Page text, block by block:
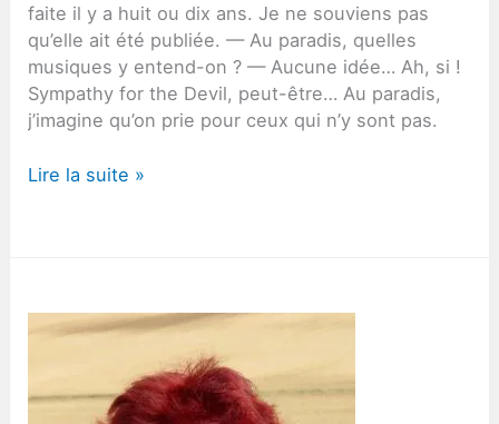
faite il y a huit ou dix ans. Je ne souviens pas
qu’elle ait été publiée. — Au paradis, quelles
musiques y entend-on ? — Aucune idée… Ah, si !
Sympathy for the Devil, peut-être… Au paradis,
j’imagine qu’on prie pour ceux qui n’y sont pas.
Sympathy
Lire la suite »